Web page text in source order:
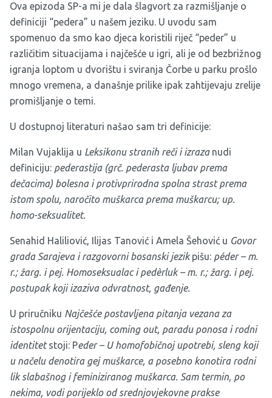
Ova epizoda SP-a mi je dala šlagvort za razmišljanje o
definiciji “pedera” u našem jeziku. U uvodu sam
spomenuo da smo kao djeca koristili riječ “peder” u
različitim situacijama i najčešće u igri, ali je od bezbrižnog
igranja loptom u dvorištu i sviranja Čorbe u parku prošlo
mnogo vremena, a današnje prilike ipak zahtijevaju zrelije
promišljanje o temi.
U dostupnoj literaturi našao sam tri definicije:
Milan Vujaklija u Leksikonu stranih reči i izrazanudi
definiciju: pederastija (grč. pederasta ljubav prema
dečacima) bolesna i protivprirodna spolna strast prema
istom spolu, naročito muškarca prema muškarcu; up.
homo-seksualitet.
Senahid Haliliović, Ilijas Tanović i Amela Šehović u Govor
grada Sarajeva i razgovorni bosanski jezikpišu: péder – m.
r.; žarg. i pej. Homoseksualac i pedèrluk – m. r.; žarg. i pej.
postupak koji izaziva odvratnost, gađenje.
U priručniku Najčešće postavljena pitanja vezana za
istospolnu orijentaciju, coming out, paradu ponosa i rodni
identitetstoji: Peder – U homofobičnoj upotrebi, sleng koji
u načelu denotira gej muškarce, a posebno konotira rodni
lik slabašnog i feminiziranog muškarca. Sam termin, po
nekima, vodi porijeklo od srednjovjekovne prakse